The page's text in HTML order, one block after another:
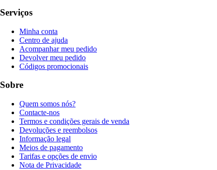
Serviços
Minha conta
Centro de ajuda
Acompanhar meu pedido
Devolver meu pedido
Códigos promocionais
Sobre
Quem somos nós?
Contacte-nos
Termos e condições gerais de venda
Devoluções e reembolsos
Informação legal
Meios de pagamento
Tarifas e opções de envio
Nota de Privacidade